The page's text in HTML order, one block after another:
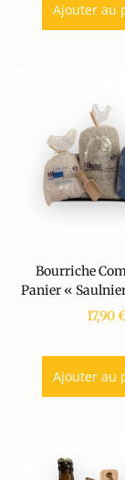
Ajouter au
Bourriche
Panier «
17,90
Ajouter au